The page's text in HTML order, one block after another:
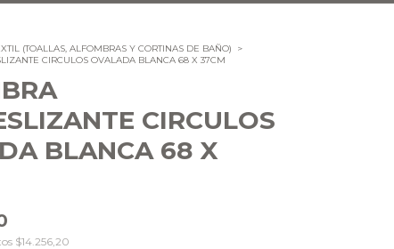
(TOALLAS, ALFOMBRAS Y CORTINAS DE BAÑO)
>
CIRCULOS OVALADA BLANCA 68 X 37CM
CIRCULOS
BLANCA 68 X
$14.256,20